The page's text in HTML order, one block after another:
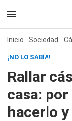
Inicio Sociedad
¡NO LO SABÍA!
Rallar
casa:
hacerlo